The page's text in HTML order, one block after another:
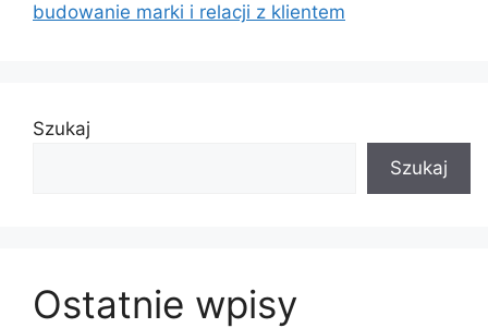
budowanie marki i relacji z klientem
Szukaj
Szukaj
Ostatnie wpisy